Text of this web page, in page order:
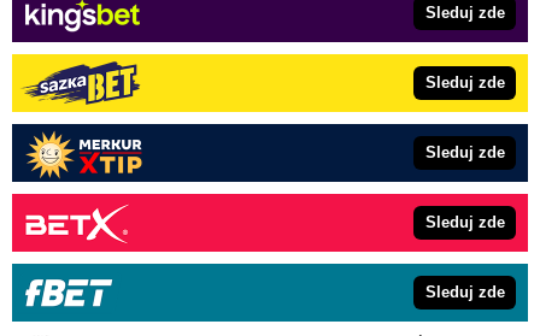
Sleduj zde
Sleduj zde
Sleduj zde
Sleduj zde
Sleduj zde